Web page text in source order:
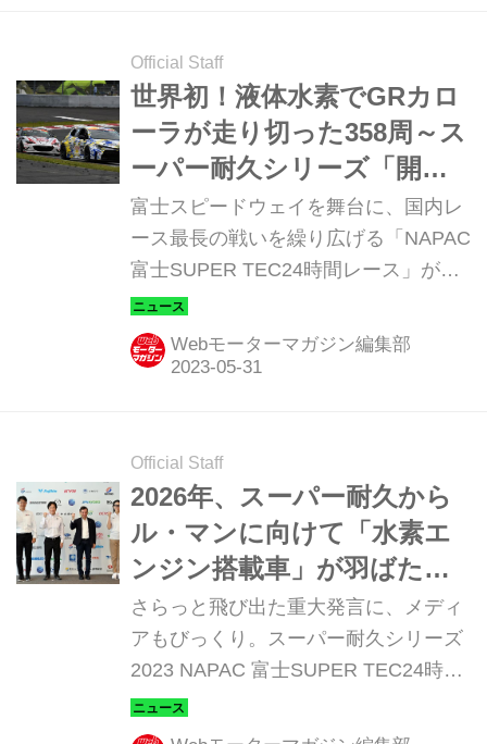
日と決勝の6＆7日は、終盤に雨に見舞
われたものの、中断することなくフィ
ナーレを迎えた。予選を含む3日間の
合計で昨年比121.3％となる6万4900人
もの来場者が訪れ、会場となった富士
スピードウェイは大盛況の様相となっ
ていた。
Official Staff
世界初！液体水素でGRカロ
ーラが走り切った358周～ス
ーパー耐久シリーズ「開発
車両専用 ST-Qクラス」の切
磋琢磨～
富士スピードウェイを舞台に、国内レ
ース最長の戦いを繰り広げる「NAPAC
富士SUPER TEC24時間レース」が開
催された。見どころのひとつは、開発
車両専用クラス「ST-Q」クラスの挑
戦。合成燃料、バイオフューエルに加
現に寄与する。そこで今回は、水素エ
ンジン搭載のGRカローラ H2コンセプ
トにスポットを当てよう。
Webモーターマガジン編集部
Official Staff
2026年、スーパー耐久から
ル・マンに向けて「水素エ
ンジン搭載車」が羽ばた
く！？スーパー耐久富士24
時間レース記者会見で飛び
出た重大ニュース
さらっと飛び出た重大発言に、メディ
アもびっくり。スーパー耐久シリーズ
2023 NAPAC 富士SUPER TEC24時間
レースの決勝スタートを前に開かれた
記者会見において、ACO（フランス西